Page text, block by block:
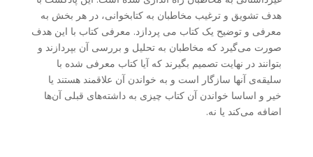
هدف تشویق و ترغیب مخاطبان به کتابخوانی، در هر بخش به
معرفی و توضیح یک کتاب می پردازد. معرفی کتاب با این هدف
صورت می‌گیرد که مخاطبان به تحلیل و بررسی آن بپردازند و
بتوانند در نهایت تصمیم بگیرند که آیا کتاب معرفی شده با
سلیقه‌ی آنها سازگار است و به خواندن آن علاقمند هستند یا
خیر و اساسا خواندن آن کتاب چیزی به داشته‌های قبلی آن‌ها
اضافه می‌کند یا نه.